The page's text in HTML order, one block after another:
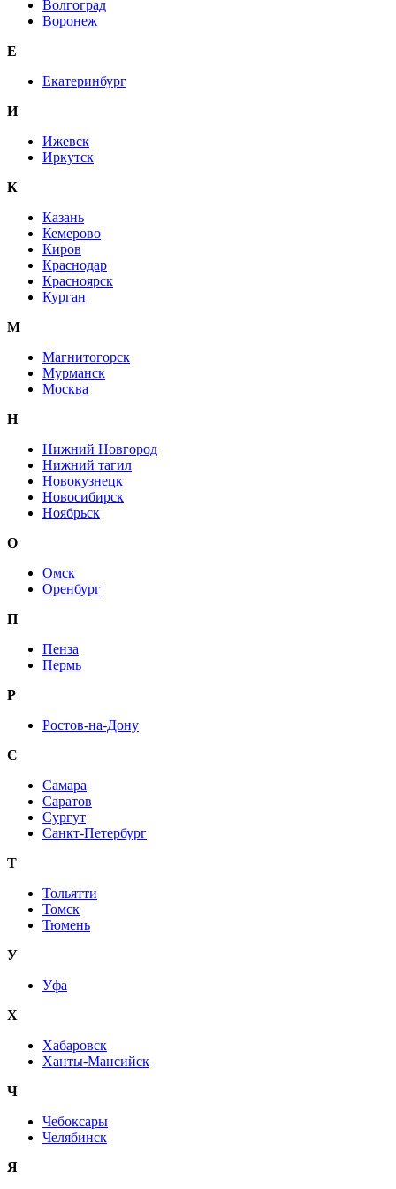
Волгоград
Воронеж
E
Екатеринбург
И
Ижевск
Иркутск
К
Казань
Кемерово
Киров
Краснодар
Красноярск
Курган
М
Магнитогорск
Мурманск
Москва
Н
Нижний Новгород
Нижний тагил
Новокузнецк
Новосибирск
Ноябрьск
О
Омск
Оренбург
П
Пенза
Пермь
Р
Ростов-на-Дону
С
Самара
Саратов
Сургут
Санкт-Петербург
Т
Тольятти
Томск
Тюмень
У
Уфа
Х
Хабаровск
Ханты-Мансийск
Ч
Чебоксары
Челябинск
Я